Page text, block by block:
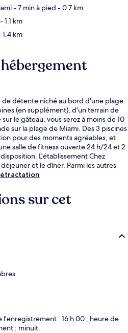
- 7 min à pied - 0.7 km
- 1.1 km
1.4 km
de détente niché au bord d'une plage
(en supplément), d'un terrain de
le gâteau, vous serez à moins de 10
sur la plage de Miami. Des 3 piscines
pour des moments agréables, et
salle de fitness ouverte 24 h/24 et 2
L'établissement Chez
et le dîner. Parmi les autres
figurent 2 bars/lounges, un bar
et le personnel attentionné.
sur cet
: 16 h 00 ; heure de
: minuit.